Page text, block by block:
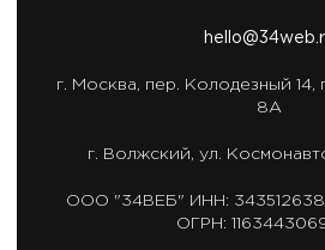
г. Москва, пер. Колодезный 14,
8А
г. Волжский, ул.
ООО "34ВЕБ" ИНН:
ОГРН: